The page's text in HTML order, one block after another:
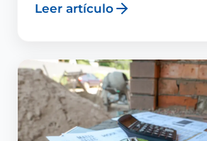
Leer artículo